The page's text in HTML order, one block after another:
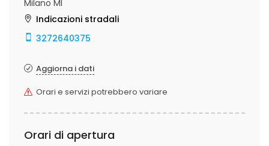
Milano MI
Indicazioni stradali
3272640375
Aggiorna i dati
Orari e servizi potrebbero variare
Orari di apertura